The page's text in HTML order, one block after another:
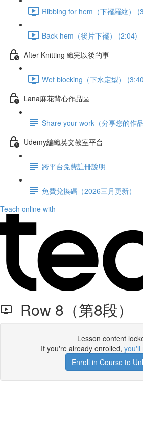
Ribbing for hem（下襬羅紋）
Back hem（後片下襬） (2:04)
After Knitting 織完以後的事
Wet blocking（下水定型）
Lana麻花背心作品區
Share your work（分享您的作品
Udemy編織英文教室平台
跨平台免費註冊說明
免費兌換碼（2026三月更新）
Teach online with
Row 8（第8段）
Lesson content
If you're already enrolled, you'll
Enroll in Course to